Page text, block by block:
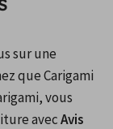
que Carigami
vous
avec Avis